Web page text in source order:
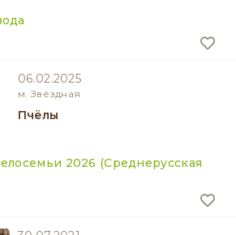
06.02.2025
м. Звёздная
Пчёлы
2026 (Среднерусская